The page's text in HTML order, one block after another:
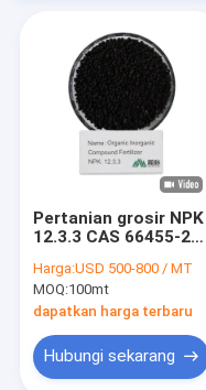
Pertanian grosir NPK
12.3.3 CAS 66455-26-
Tanaman Organik
Untuk Taman yang
Berkembang
Harga:USD 500-800 / MT
MOQ:100mt
dapatkan harga terbaru
Hubungi sekarang